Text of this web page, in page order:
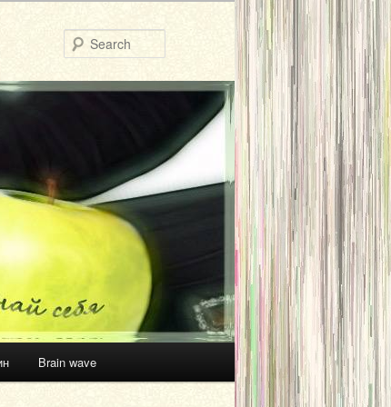
Brain wave